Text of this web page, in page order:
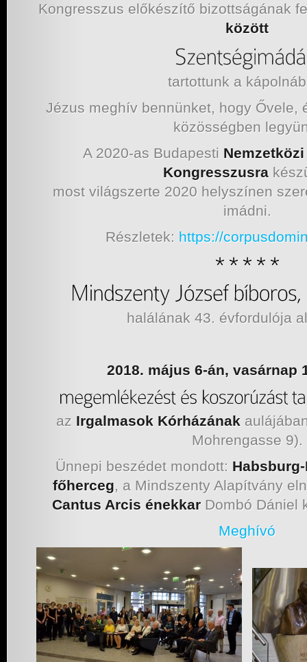
Kongresszus előkészítő bizottságának
között
tartottunk a
Jézus meghív bennünket, hogy Ővele,
közösségben
A 2020-as Budapesti
Kongresszusra
most világszerte 2020 helyszínen
imádni.
Részletek: https://
halálának 43. évfordulója
2018. május 6-án, vasárnap
az Irgalmasok Kórházának
Mohrengasse 9).
Ünnepi beszédet mondott:
főherceg, a Mindszenty Alapítvány
Cantus Arcis énekkar Dombó Dániel
Meghívó